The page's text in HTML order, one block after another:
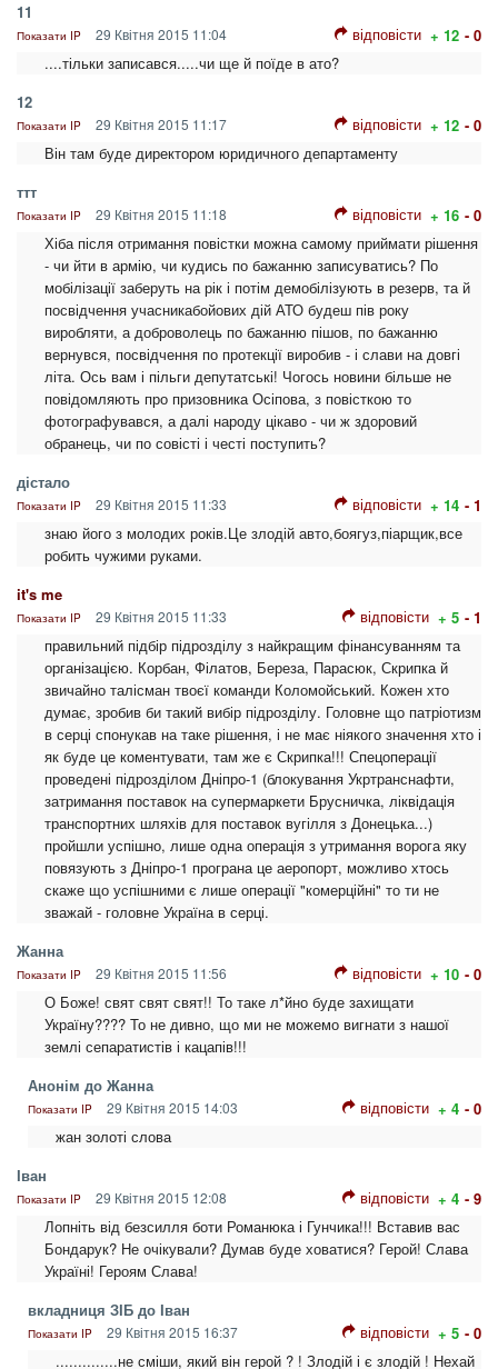
11
Показати IP 29 Квітня 2015 11:04 відповісти + 12 - 0
....тільки записався.....чи ще й поїде в ато?
12
Показати IP 29 Квітня 2015 11:17 відповісти + 12 - 0
Він там буде директором юридичного департаменту
ттт
Показати IP 29 Квітня 2015 11:18 відповісти + 16 - 0
Хіба після отримання повістки можна самому приймати рішення
- чи йти в армію, чи кудись по бажанню записуватись? По
мобілізації заберуть на рік і потім демобілізують в резерв, та й
посвідчення учасникабойових дій АТО будеш пів року
виробляти, а доброволець по бажанню пішов, по бажанню
вернувся, посвідчення по протекції виробив - і слави на довгі
літа. Ось вам і пільги депутатські! Чогось новини більше не
повідомляють про призовника Осіпова, з повісткою то
фотографувався, а далі народу цікаво - чи ж здоровий
обранець, чи по совісті і честі поступить?
дістало
Показати IP 29 Квітня 2015 11:33 відповісти + 14 - 1
знаю його з молодих років.Це злодій авто,боягуз,піарщик,все
робить чужими руками.
it's me
Показати IP 29 Квітня 2015 11:33 відповісти + 5 - 1
правильний підбір підрозділу з найкращим фінансуванням та
організацією. Корбан, Філатов, Береза, Парасюк, Скрипка й
звичайно талісман твоєї команди Коломойський. Кожен хто
думає, зробив би такий вибір підрозділу. Головне що патріотизм
в серці спонукав на таке рішення, і не має ніякого значення хто і
як буде це коментувати, там же є Скрипка!!! Спецоперації
проведені підрозділом Дніпро-1 (блокування Укртранснафти,
затримання поставок на супермаркети Брусничка, ліквідація
транспортних шляхів для поставок вугілля з Донецька...)
пройшли успішно, лише одна операція з утримання ворога яку
повязують з Дніпро-1 програна це аеропорт, можливо хтось
скаже що успішними є лише операції "комерційні" то ти не
зважай - головне Україна в серці.
Жанна
Показати IP 29 Квітня 2015 11:56 відповісти + 10 - 0
О Боже! свят свят свят!! То таке л*йно буде захищати
Україну???? То не дивно, що ми не можемо вигнати з нашої
землі сепаратистів і кацапів!!!
Анонім до Жанна
Показати IP 29 Квітня 2015 14:03 відповісти + 4 - 0
жан золоті слова
Іван
Показати IP 29 Квітня 2015 12:08 відповісти + 4 - 9
Лопніть від безсилля боти Романюка і Гунчика!!! Вставив вас
Бондарук? Не очікували? Думав буде ховатися? Герой! Слава
Україні! Героям Слава!
вкладниця ЗІБ до Іван
Показати IP 29 Квітня 2015 16:37 відповісти + 5 - 0
..............не сміши, який він герой ? ! Злодій і є злодій ! Нехай